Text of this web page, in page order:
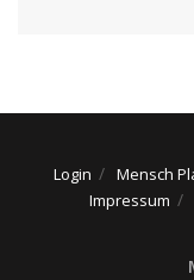
Login Mensch
Impressum